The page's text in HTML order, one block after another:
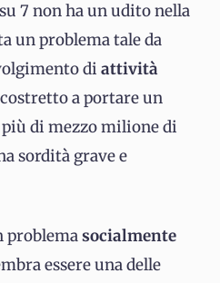
7 non ha un udito nella
un problema tale da
di attività
costretto a portare un
di mezzo milione di
sordità grave e
problemasocialmente
essere una delle